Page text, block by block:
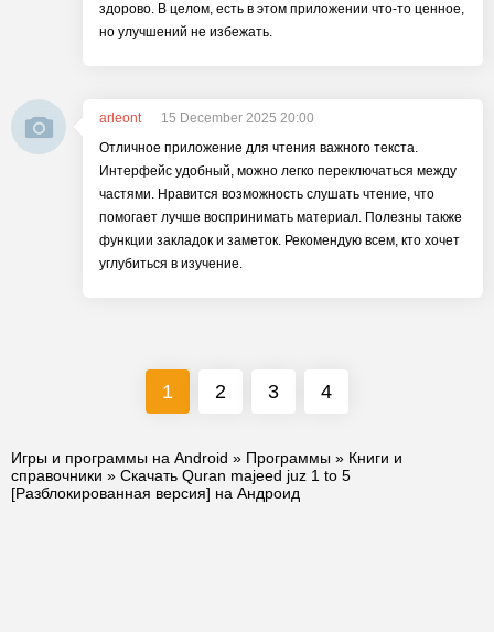
здорово. В целом, есть в этом приложении что-то ценное,
но улучшений не избежать.
arleont
15 December 2025 20:00
Отличное приложение для чтения важного текста.
Интерфейс удобный, можно легко переключаться между
частями. Нравится возможность слушать чтение, что
помогает лучше воспринимать материал. Полезны также
функции закладок и заметок. Рекомендую всем, кто хочет
углубиться в изучение.
1 2 3 4
Игры и программы на Android » Программы » Книги и
справочники » Скачать Quran majeed juz 1 to 5
[Разблокированная версия] на Андроид